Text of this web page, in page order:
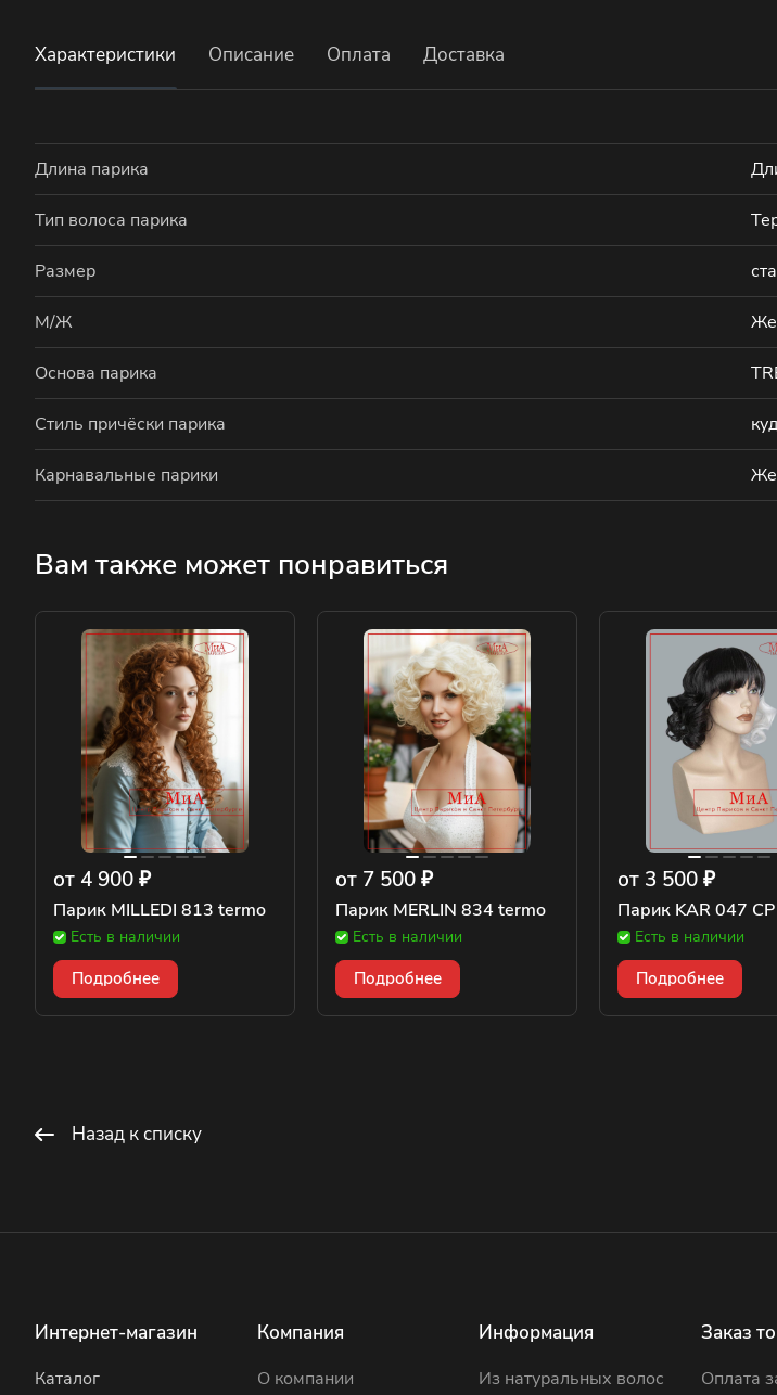
Характеристики Описание Оплата Доставка
Длина парика
Тип волоса парика
Размер
М/Ж
Основа парика
Стиль причёски парика
Карнавальные парики
Вам также может понравиться
от 4 900 ₽
Парик MILLEDI 813 termo
Есть в наличии
Подробнее
от 7 500 ₽
Парик MERLIN 834 termo
Есть в наличии
Подробнее
от 3 500 ₽
Парик KAR 047 CP
Есть в наличии
Подробнее
Назад к списку
Интернет-магазин
Каталог
Компания
О компании
Информация
Из натуральных волос
Заказ
Оплата